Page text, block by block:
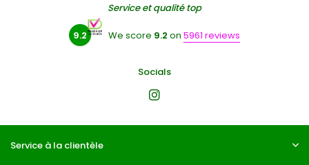
Service et qualité top
9.2 We score 9.2 on 5961 reviews
Socials
Service à la clientèle